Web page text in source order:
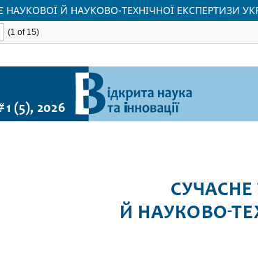
Й НАУКОВО-ТЕХНІЧНОЇ ЕКСПЕРТИЗИ